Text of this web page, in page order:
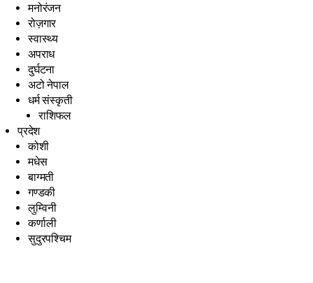
मनोरंजन
रोज़गार
स्वास्थ्य
अपराध
दुर्घटना
अटो नेपाल
धर्म संस्कृती
राशिफल
प्रदेश
कोशी
मधेस
बाग्मती
गण्डकी
लुम्विनी
कर्णाली
सुदुरपश्चिम